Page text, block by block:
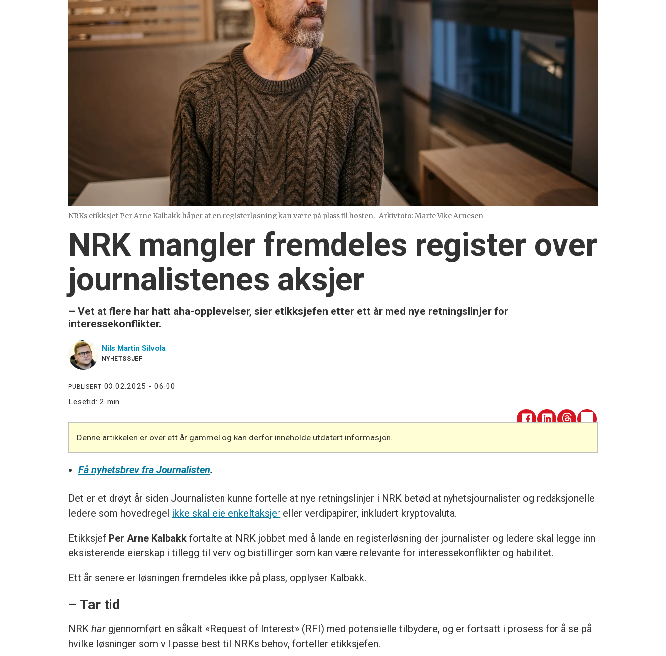
NRKs etikksjef Per Arne Kalbakk håper at en registerløsning kan være på plass til høsten. Arkivfoto: Marte Vike Arnesen
NRK mangler fremdeles register over
journalistenes aksjer
– Vet at flere har hatt aha-opplevelser, sier etikksjefen etter ett år med nye retningslinjer for
interessekonflikter.
Nils Martin Silvola
NYHETSSJEF
PUBLISERT
03.02.2025 - 06:00
Lesetid:2 min
Denne artikkelen er over ett år gammel og kan derfor inneholde utdatert informasjon.
Få nyhetsbrev fra Journalisten.
Det er et drøyt år siden Journalisten kunne fortelle at nye retningslinjer i NRK betød at nyhetsjournalister og redaksjonelle
ledere som hovedregel ikke skal eie enkeltaksjer eller verdipapirer, inkludert kryptovaluta.
Etikksjef Per Arne Kalbakk fortalte at NRK jobbet med å lande en registerløsning der journalister og ledere skal legge inn
eksisterende eierskap i tillegg til verv og bistillinger som kan være relevante for interessekonflikter og habilitet.
Ett år senere er løsningen fremdeles ikke på plass, opplyser Kalbakk.
– Tar tid
NRKhar gjennomført en såkalt «Request of Interest» (RFI) med potensielle tilbydere, og er fortsatt i prosess for å se på
hvilke løsninger som vil passe best til NRKs behov, forteller etikksjefen.